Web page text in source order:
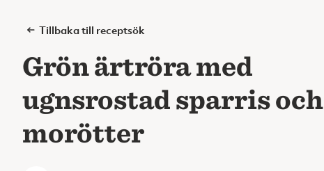
Tillbaka till receptsök
Grön ärtröra med
ugnsrostad sparris och
morötter